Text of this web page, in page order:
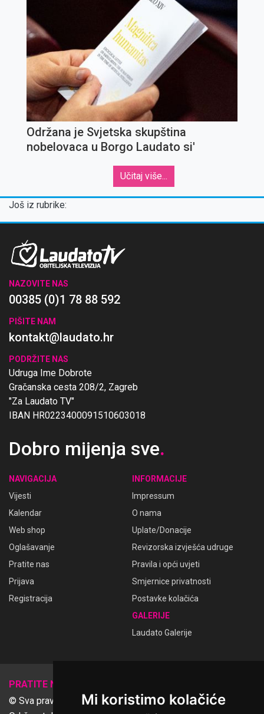
Mi koristimo kolačiće
Održana je Svjetska skupština
nobelovaca u Borgo Laudato si'
Učitaj više...
Još iz rubrike:
NAZOVITE NAS
00385 (0)1 78 88 592
PIŠITE NAM
kontakt@laudato.hr
PODRŽITE NAS
Udruga Ime Dobrote
Gračanska cesta 208/2, Zagreb
"Za Laudato TV"
IBAN HR0223400091510603018
Dobro mijenja sve.
NAVIGACIJA
Vijesti
Kalendar
Web shop
Oglašavanje
Pratite nas
Prijava
Registracija
INFORMACIJE
Impressum
O nama
Uplate/Donacije
Revizorska izvješća udruge
Pravila i opći uvjeti
Smjernice privatnosti
Postavke kolačića
GALERIJE
Laudato Galerije
PRATITE NAS
© Sva prava pridržana Udruga Ime dobrote